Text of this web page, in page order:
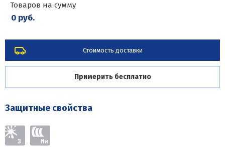
Товаров на сумму
0 руб.
Стоимость доставки
Примерить бесплатно
Защитные свойства